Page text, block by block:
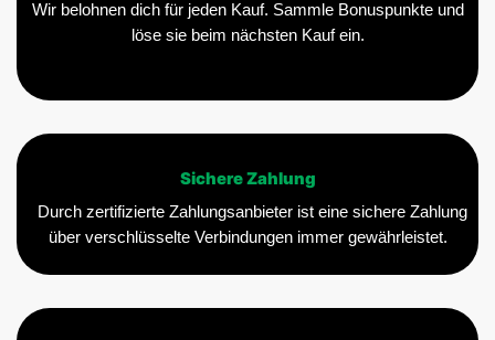
Wir belohnen dich für jeden Kauf. Sammle Bonuspunkte und
löse sie beim nächsten Kauf ein.
Sichere Zahlung
Durch zertifizierte Zahlungsanbieter ist eine sichere Zahlung
über verschlüsselte Verbindungen immer gewährleistet.